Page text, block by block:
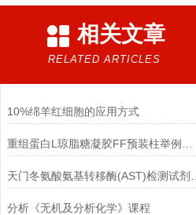
相关文章
RELATED ARTICLES
10%绵羊红细胞的应用方式
分析《无机及分析化学》课程